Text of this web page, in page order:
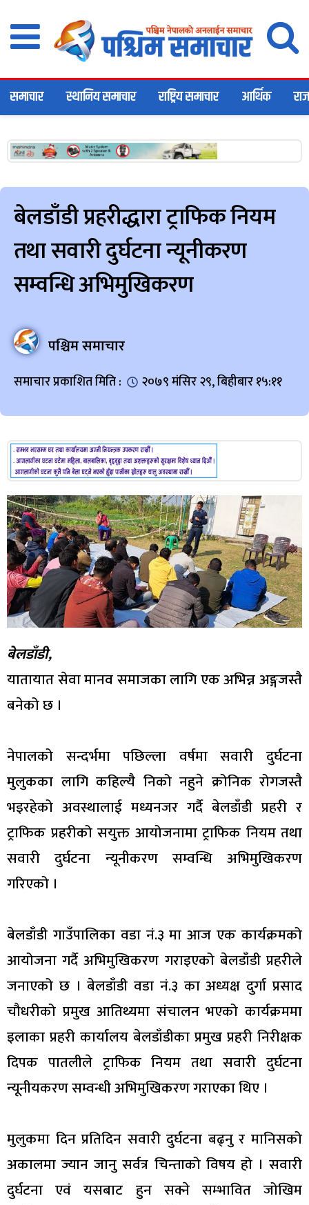
समाचार स्थानिय समाचार राष्ट्रिय समाचार आर्थिक
बेलडाँडी प्रहरीद्धारा ट्राफिक नियम
तथा सवारी दुर्घटना न्यूनीकरण
सम्वन्धि अभिमुखिकरण
पश्चिम समाचार
समाचार प्रकाशित मिति : २०७९ मंसिर २९, बिहीबार १५:११
बेलडाँडी,
यातायात सेवा मानव समाजका लागि एक अभिन्न अङ्गजस्तै
बनेको छ ।
नेपालको सन्दर्भमा पछिल्ला वर्षमा सवारी दुर्घटना
मुलुकका लागि कहिल्यै निको नहुने क्रोनिक रोगजस्तै
भइरहेको अवस्थालाई मध्यनजर गर्दै बेलडाँडी प्रहरी र
ट्राफिक प्रहरीको सयुक्त आयोजनामा ट्राफिक नियम तथा
सवारी दुर्घटना न्यूनीकरण सम्वन्धि अभिमुखिकरण
गरिएको ।
बेलडाँडी गाउँपालिका वडा नं.३ मा आज एक कार्यक्रमको
आयोजना गर्दै अभिमुखिकरण गराइएको बेलडाँडी प्रहरीले
जनाएको छ । बेलडाँडी वडा नं.३ का अध्यक्ष दुर्गा प्रसाद
चौधरीको प्रमुख आतिथ्यमा संचालन भएको कार्यक्रममा
इलाका प्रहरी कार्यालय बेलडाँडीका प्रमुख प्रहरी निरीक्षक
दिपक पातलीले ट्राफिक नियम तथा सवारी दुर्घटना
न्यूनीयकरण सम्वन्धी अभिमुखिकरण गराएका थिए ।
मुलुकमा दिन प्रतिदिन सवारी दुर्घटना बढ्नु र मानिसको
अकालमा ज्यान जानु सर्वत्र चिन्ताको विषय हो । सवारी
दुर्घटना एवं यसबाट हुन सक्ने सम्भावित जोखिम